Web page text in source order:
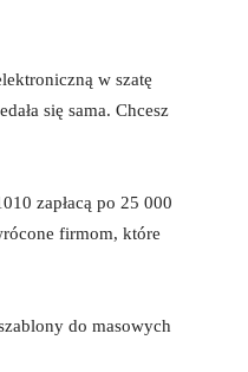
w szatę
się sama. Chcesz
zapłacą po 25 000
firmom, które
do masowych